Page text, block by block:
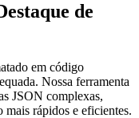
de
em código
Nossa ferramenta
JSON complexas,
mais rápidos e eficientes.